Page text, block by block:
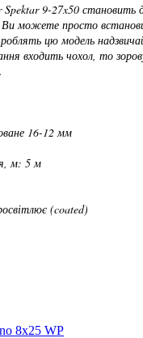
Spektar 9-27x50
можете просто
цю модель
входить чохол, то
16-12 мм
м: 5 м
(coated)
8x25 WP